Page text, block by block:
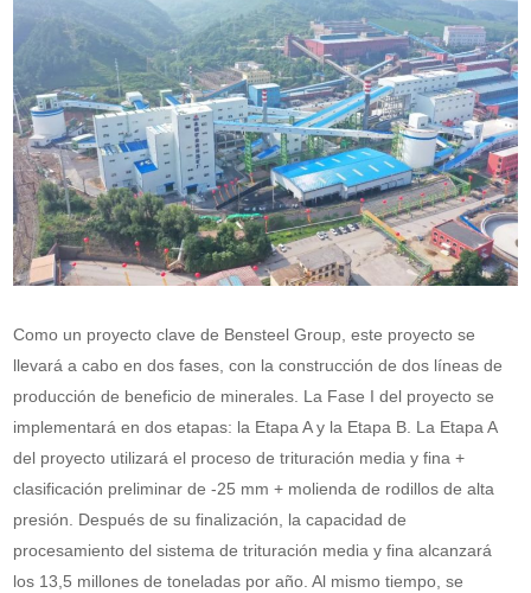
Como un proyecto clave de Bensteel Group, este proyecto se
llevará a cabo en dos fases, con la construcción de dos líneas de
producción de beneficio de minerales. La Fase I del proyecto se
implementará en dos etapas: la Etapa A y la Etapa B. La Etapa A
del proyecto utilizará el proceso de trituración media y fina +
clasificación preliminar de -25 mm + molienda de rodillos de alta
presión. Después de su finalización, la capacidad de
procesamiento del sistema de trituración media y fina alcanzará
los 13,5 millones de toneladas por año. Al mismo tiempo, se